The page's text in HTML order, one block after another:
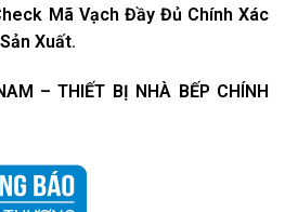
Mã Vạch Đầy Đủ Chính Xác
Xuất.
– THIẾT BỊ NHÀ BẾP CHÍNH